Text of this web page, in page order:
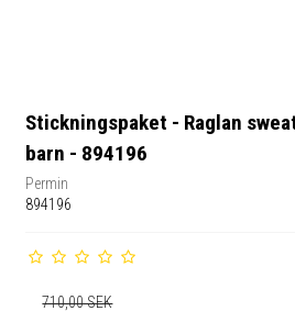
Stickningspaket - Raglan
barn - 894196
Permin
894196
710,00 SEK